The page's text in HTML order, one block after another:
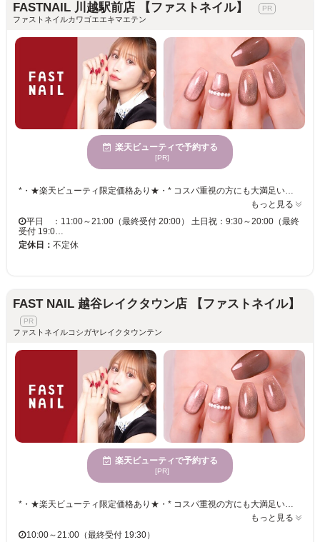
FASTNAIL 川越駅前店 【ファストネイル】
ファストネイルカワゴエエキマエテン
楽天ビューティで予約する
[PR]
*・★楽天ビューティ限定価格あり★・* コスパ重視の方にも大満足いただいています！ ☑ 忙しい方にも嬉しい【時短ネイル】 ☑ 落ち着いた空間で【リラックス施術】 ☑ シンプル〜トレンド・ニュアンスまで【幅広いデザイン対応】 皆様のお悩み・理想に近づけるよう、 精一杯お施術させて頂きます。 リーズナブルな価格と丁寧な施術で リラックスできるひとときをお過ごしください。
もっと見る
平日 ：11:00～21:00（最終受付 20:00） 土日祝：9:30～20:00（最終
受付 19:0…
定休日： 不定休
FAST NAIL 越谷レイクタウン店 【ファストネイル】
ファストネイルコシガヤレイクタウンテン
楽天ビューティで予約する
[PR]
もっと見る
10:00～21:00（最終受付 19:30）